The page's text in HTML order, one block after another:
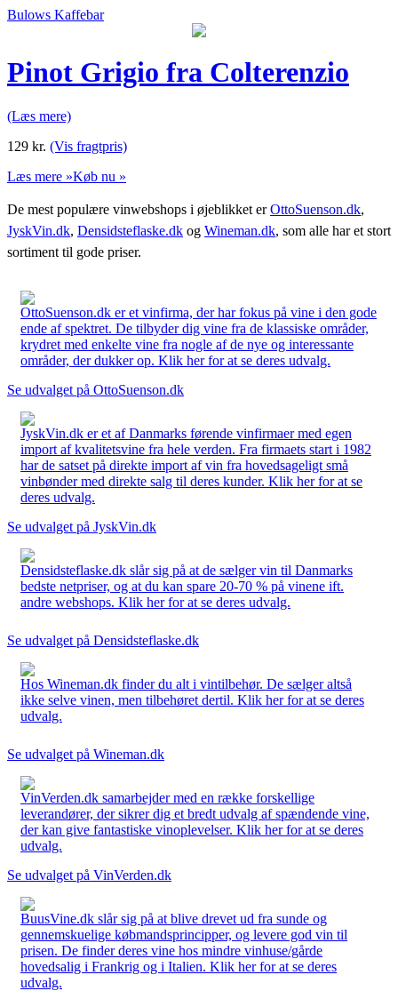
Bulows Kaffebar
Pinot Grigio fra Colterenzio
(Læs mere)
129 kr. (Vis fragtpris)
Læs mere »Køb nu »
De mest populære vinwebshops i øjeblikket erOttoSuenson.dk,
JyskVin.dk, Densidsteflaske.dk og Wineman.dk, som alle har et stort
sortiment til gode priser.
OttoSuenson.dk er et vinfirma, der har fokus på vine i den gode
ende af spektret. De tilbyder dig vine fra de klassiske områder,
krydret med enkelte vine fra nogle af de nye og interessante
områder, der dukker op. Klik her for at se deres udvalg.
Se udvalget på OttoSuenson.dk
JyskVin.dk er et af Danmarks førende vinfirmaer med egen
import af kvalitetsvine fra hele verden. Fra firmaets start i 1982
har de satset på direkte import af vin fra hovedsageligt små
vinbønder med direkte salg til deres kunder. Klik her for at se
deres udvalg.
Se udvalget på JyskVin.dk
Densidsteflaske.dk slår sig på at de sælger vin til Danmarks
bedste netpriser, og at du kan spare 20-70 % på vinene ift.
andre webshops. Klik her for at se deres udvalg.
Se udvalget på Densidsteflaske.dk
Hos Wineman.dk finder du alt i vintilbehør. De sælger altså
ikke selve vinen, men tilbehøret dertil. Klik her for at se deres
udvalg.
Se udvalget på Wineman.dk
VinVerden.dk samarbejder med en række forskellige
leverandører, der sikrer dig et bredt udvalg af spændende vine,
der kan give fantastiske vinoplevelser. Klik her for at se deres
udvalg.
Se udvalget på VinVerden.dk
BuusVine.dk slår sig på at blive drevet ud fra sunde og
gennemskuelige købmandsprincipper, og levere god vin til
prisen. De finder deres vine hos mindre vinhuse/gårde
hovedsalig i Frankrig og i Italien. Klik her for at se deres
udvalg.